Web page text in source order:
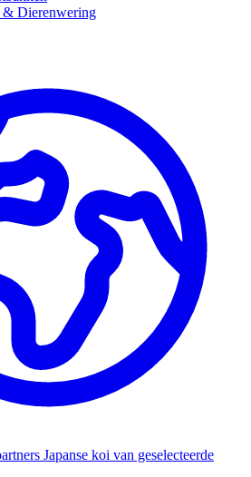
& Dierenwering
Japanse koi van geselecteerde